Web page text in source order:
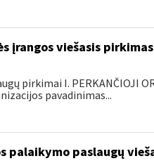
įrangos viešasis pirkimas
pirkimai I. PERKANČIOJI
pavadinimas...
palaikymo paslaugų